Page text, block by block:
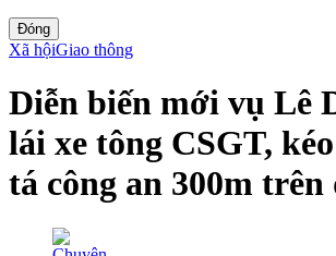
Đóng
Xã hộiGiao thông
Diễn biến mới vụ Lê
lái xe tông CSGT,
tá công an 300m